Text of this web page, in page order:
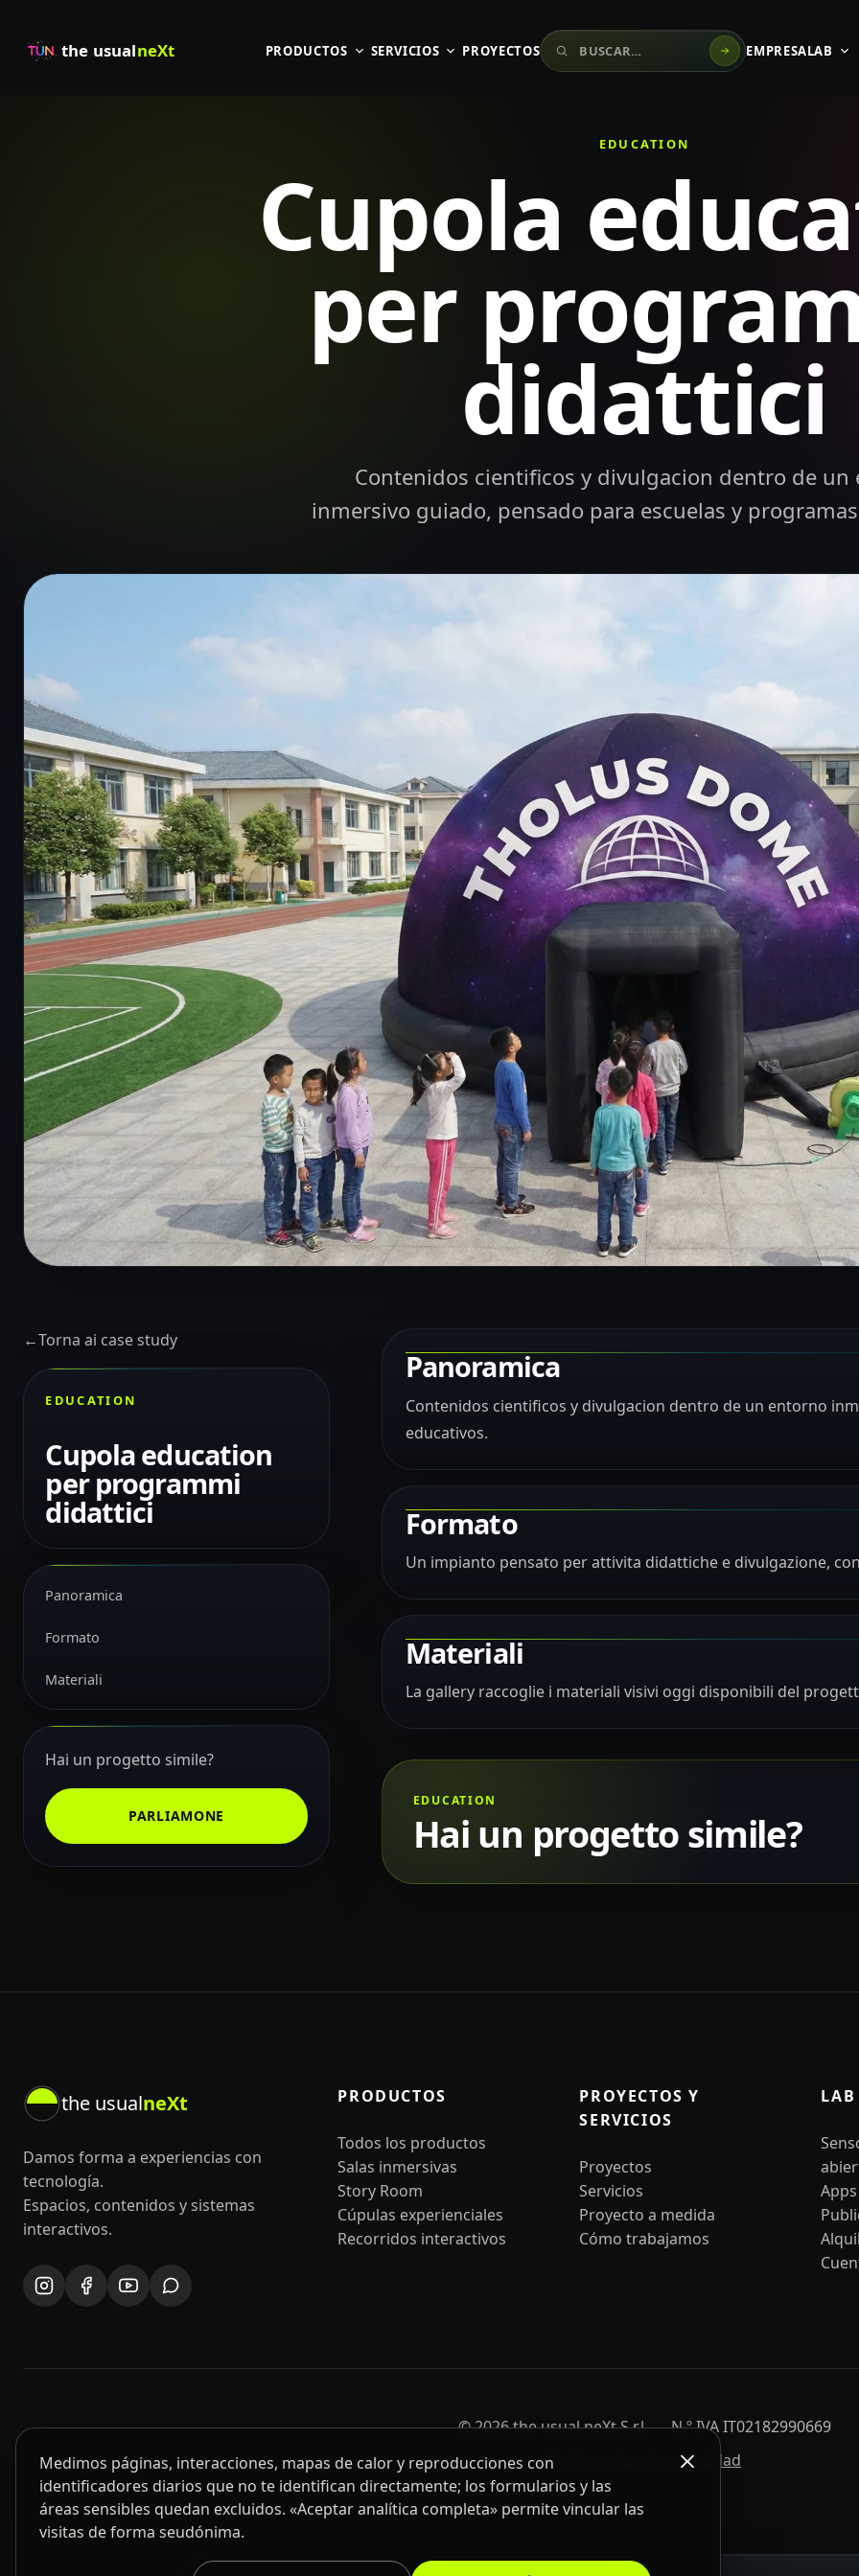
the usualneXt PRODUCTOS SERVICIOS PROYECTOSBuscar en el sitio EMPRESALAB
EDUCATION
Cupola
per
didattici
Contenidos cientificos y divulgacion dentro de un
inmersivo guiado, pensado para escuelas y
←Torna ai case study
EDUCATION
Cupola education
per programmi
didattici
Panoramica
Formato
Materiali
Hai un progetto simile?
PARLIAMONE
Panoramica
Contenidos cientificos y divulgacion dentro de un entorno
educativos.
Formato
Un impianto pensato per attivita didattiche e divulgazione,
Materiali
La gallery raccoglie i materiali visivi oggi disponibili del
EDUCATION
Hai un progetto simile?
the usualneXt
Damos forma a experiencias con
tecnología.
Espacios, contenidos y sistemas
interactivos.
PRODUCTOS
Todos los productos
Salas inmersivas
Story Room
Cúpulas experienciales
Recorridos interactivos
PROYECTOS Y
SERVICIOS
Proyectos
Servicios
Proyecto a medida
Cómo trabajamos
LAB
© 2026 the usual neXt S.r.l. — N.º IVA IT02182990669
Preferencias de privacidad
Medimos páginas, interacciones, mapas de calor y reproducciones con
identificadores diarios que no te identifican directamente; los formularios y las
áreas sensibles quedan excluidos. «Aceptar analítica completa» permite vincular las
visitas de forma seudónima.